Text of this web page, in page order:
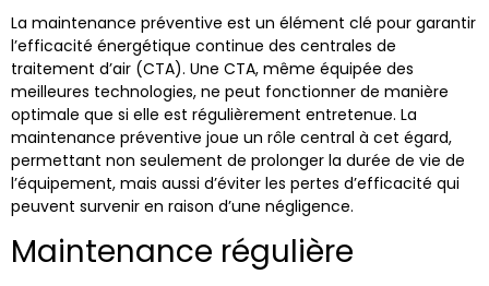
La maintenance préventive est un élément clé pour garantir
l’efficacité énergétique continue des centrales de
traitement d’air (CTA). Une CTA, même équipée des
meilleures technologies, ne peut fonctionner de manière
optimale que si elle est régulièrement entretenue. La
maintenance préventive joue un rôle central à cet égard,
permettant non seulement de prolonger la durée de vie de
l’équipement, mais aussi d’éviter les pertes d’efficacité qui
peuvent survenir en raison d’une négligence.
Maintenance régulière